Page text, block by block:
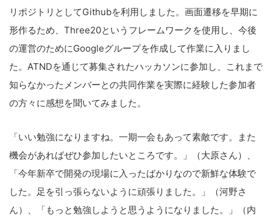
リポジトリとしてGithubを利用しました。画面遷移を早期に
形作るため、Three20というフレームワークを使用し、今後
の運営のためにGoogleグループを作成して作業に入りまし
た。ATNDを通じて募集されたハッカソンに参加し、これまで
知らなかったメンバーとの共同作業を実際に経験した参加者
の方々に感想を聞いてみました。
「いい勉強になりますね。一期一会もあって素敵です。また
機会があればぜひ参加したいところです。」（大原さん）、
「今年新卒で開発の現場に入ったばかりなので新鮮な体験で
した。足を引っ張らないように頑張りました。」（河野さ
ん）、「もっと勉強しようと思うようになりました。」（内